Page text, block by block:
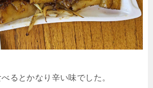
るとかなり辛い味でした。